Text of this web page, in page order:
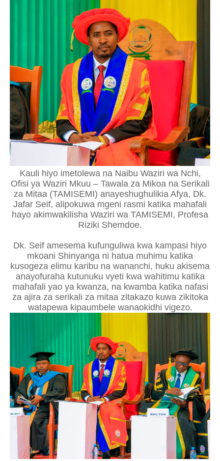
Kauli hiyo imetolewa na Naibu Waziri wa Nchi,
Ofisi ya Waziri Mkuu – Tawala za Mikoa na Serikali
za Mitaa (TAMISEMI) anayeshughulikia Afya, Dk.
Jafar Seif, alipokuwa mgeni rasmi katika mahafali
hayo akimwakilisha Waziri wa TAMISEMI, Profesa
Riziki Shemdoe.
Dk. Seif amesema kufunguliwa kwa kampasi hiyo
mkoani Shinyanga ni hatua muhimu katika
kusogeza elimu karibu na wananchi, huku akisema
anayofuraha kutunuku vyeti kwa wahitimu katika
mahafali yao ya kwanza, na kwamba katika nafasi
za ajira za serikali za mitaa zitakazo kuwa zikitoka
watapewa kipaumbele wanaokidhi vigezo.